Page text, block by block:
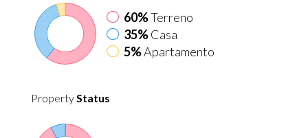
60%Terreno
35%Casa
5%Apartamento
PropertyStatus